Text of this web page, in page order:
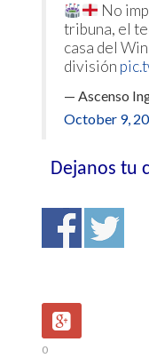
No
tribuna, el
casa del
división
— Ascenso
October 9,
Dejanos tu
0